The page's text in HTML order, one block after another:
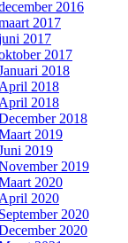
2016
2017
2017
2017
2018
2018
2018
2018
2019
2019
2019
2020
2020
2020
2020